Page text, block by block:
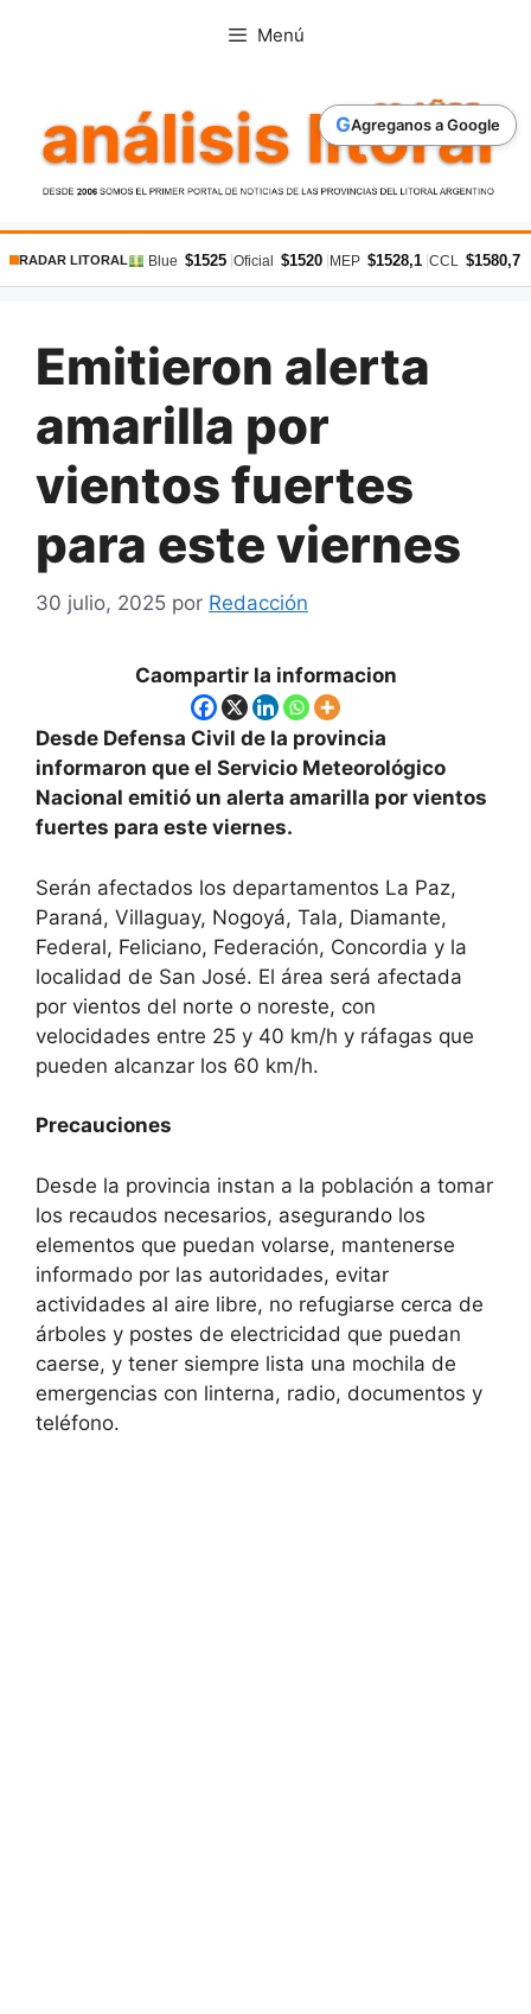
GAgreganos a Google
Menú
RADAR LITORAL Blue $1525 Oficial $1520 MEP $1528,1 CCL $1580,7
Emitieron alerta
amarilla por
vientos fuertes
para este viernes
30 julio, 2025 por Redacción
Caompartir la informacion
Desde Defensa Civil de la provincia
informaron que el Servicio Meteorológico
Nacional emitió un alerta amarilla por vientos
fuertes para este viernes.
Serán afectados los departamentos La Paz,
Paraná, Villaguay, Nogoyá, Tala, Diamante,
Federal, Feliciano, Federación, Concordia y la
localidad de San José. El área será afectada
por vientos del norte o noreste, con
velocidades entre 25 y 40 km/h y ráfagas que
pueden alcanzar los 60 km/h.
Precauciones
Desde la provincia instan a la población a tomar
los recaudos necesarios, asegurando los
elementos que puedan volarse, mantenerse
informado por las autoridades, evitar
actividades al aire libre, no refugiarse cerca de
árboles y postes de electricidad que puedan
caerse, y tener siempre lista una mochila de
emergencias con linterna, radio, documentos y
teléfono.